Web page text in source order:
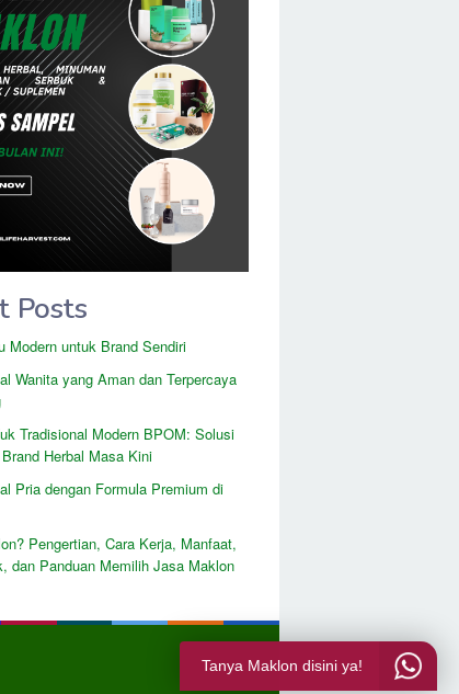
Posts
Modern untuk Brand Sendiri
Wanita yang Aman dan Terpercaya
Tradisional Modern BPOM: Solusi
Herbal Masa Kini
Pria dengan Formula Premium di
Pengertian, Cara Kerja, Manfaat,
dan Panduan Memilih Jasa Maklon
Tanya Maklon disini ya!